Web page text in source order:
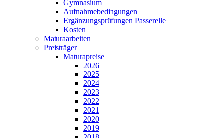
Gymnasium
Aufnahmebedingungen
Ergänzungsprüfungen Passerelle
Kosten
Maturaarbeiten
Preisträger
Maturapreise
2026
2025
2024
2023
2022
2021
2020
2019